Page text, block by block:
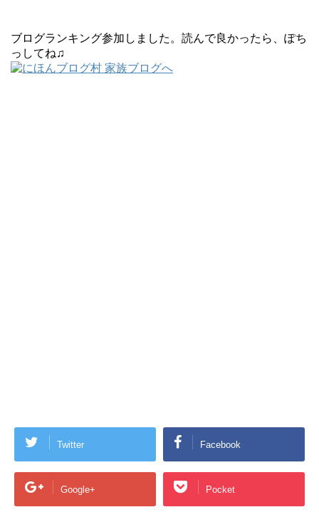
ブログランキング参加しました。読んで良かったら、ぽち
っしてね♫
Twitter Facebook
Google+ Pocket